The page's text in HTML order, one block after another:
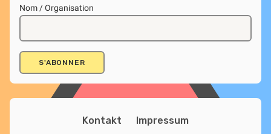
Nom / Organisation
Kontakt Impressum